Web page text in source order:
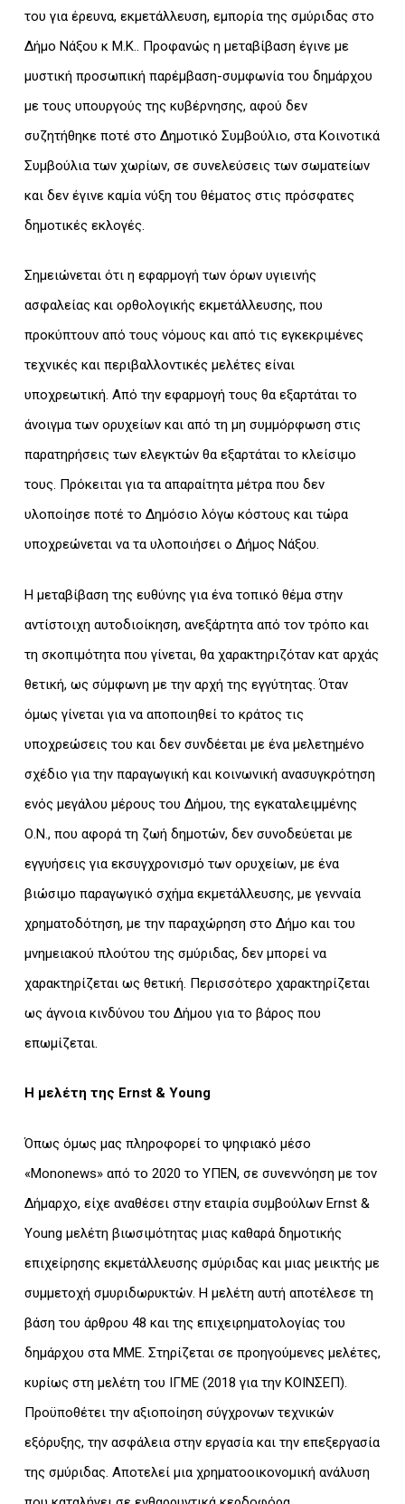
του για έρευνα, εκμετάλλευση, εμπορία της σμύριδας στο
Δήμο Νάξου κ Μ.Κ.. Προφανώς η μεταβίβαση έγινε με
μυστική προσωπική παρέμβαση-συμφωνία του δημάρχου
με τους υπουργούς της κυβέρνησης, αφού δεν
συζητήθηκε ποτέ στο Δημοτικό Συμβούλιο, στα Κοινοτικά
Συμβούλια των χωρίων, σε συνελεύσεις των σωματείων
και δεν έγινε καμία νύξη του θέματος στις πρόσφατες
δημοτικές εκλογές.
Σημειώνεται ότι η εφαρμογή των όρων υγιεινής
ασφαλείας και ορθολογικής εκμετάλλευσης, που
προκύπτουν από τους νόμους και από τις εγκεκριμένες
τεχνικές και περιβαλλοντικές μελέτες είναι
υποχρεωτική. Από την εφαρμογή τους θα εξαρτάται το
άνοιγμα των ορυχείων και από τη μη συμμόρφωση στις
παρατηρήσεις των ελεγκτών θα εξαρτάται το κλείσιμο
τους. Πρόκειται για τα απαραίτητα μέτρα που δεν
υλοποίησε ποτέ το Δημόσιο λόγω κόστους και τώρα
υποχρεώνεται να τα υλοποιήσει ο Δήμος Νάξου.
Η μεταβίβαση της ευθύνης για ένα τοπικό θέμα στην
αντίστοιχη αυτοδιοίκηση, ανεξάρτητα από τον τρόπο και
τη σκοπιμότητα που γίνεται, θα χαρακτηριζόταν κατ αρχάς
θετική, ως σύμφωνη με την αρχή της εγγύτητας. Όταν
όμως γίνεται για να αποποιηθεί το κράτος τις
υποχρεώσεις του και δεν συνδέεται με ένα μελετημένο
σχέδιο για την παραγωγική και κοινωνική ανασυγκρότηση
ενός μεγάλου μέρους του Δήμου, της εγκαταλειμμένης
Ο.Ν., που αφορά τη ζωή δημοτών, δεν συνοδεύεται με
εγγυήσεις για εκσυγχρονισμό των ορυχείων, με ένα
βιώσιμο παραγωγικό σχήμα εκμετάλλευσης, με γενναία
χρηματοδότηση, με την παραχώρηση στο Δήμο και του
μνημειακού πλούτου της σμύριδας, δεν μπορεί να
χαρακτηρίζεται ως θετική. Περισσότερο χαρακτηρίζεται
ως άγνοια κινδύνου του Δήμου για το βάρος που
επωμίζεται.
Η μελέτη της Ernst & Young
Όπως όμως μας πληροφορεί το ψηφιακό μέσο
«Mononews» από το 2020 το ΥΠΕΝ, σε συνεννόηση με τον
Δήμαρχο, είχε αναθέσει στην εταιρία συμβούλων Ernst &
Young μελέτη βιωσιμότητας μιας καθαρά δημοτικής
επιχείρησης εκμετάλλευσης σμύριδας και μιας μεικτής με
συμμετοχή σμυριδωρυκτών. Η μελέτη αυτή αποτέλεσε τη
βάση του άρθρου 48 και της επιχειρηματολογίας του
δημάρχου στα ΜΜΕ. Στηρίζεται σε προηγούμενες μελέτες,
κυρίως στη μελέτη του ΙΓΜΕ (2018 για την ΚΟΙΝΣΕΠ).
Προϋποθέτει την αξιοποίηση σύγχρονων τεχνικών
εξόρυξης, την ασφάλεια στην εργασία και την επεξεργασία
της σμύριδας. Αποτελεί μια χρηματοοικονομική ανάλυση